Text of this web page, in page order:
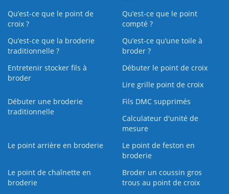
Qu’est-ce que le point de
croix ?
Qu’est-ce que le point
compté ?
Qu’est-ce que la broderie
traditionnelle ?
Qu’est‑ce qu’une toile à
broder ?
Entretenir stocker fils à
broder
Débuter le point de croix
Lire grille point de croix
Débuter une broderie
traditionnelle
Fils DMC supprimés
Calculateur d'unité de
mesure
Le point arrière en broderie
Le point de feston en
broderie
Le point de chaînette en
broderie
Broder un coussin gros
trous au point de croix